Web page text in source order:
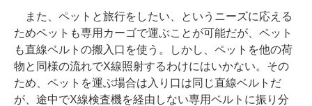
また、ペットと旅行をしたい、というニーズに応える
ためペットも専用カーゴで運ぶことが可能だが、ペット
も直線ベルトの搬入口を使う。しかし、ペットを他の荷
物と同様の流れでX線照射するわけにはいかない。その
ため、ペットを運ぶ場合は入り口は同じ直線ベルトだ
が、途中でX線検査機を経由しない専用ベルトに振り分